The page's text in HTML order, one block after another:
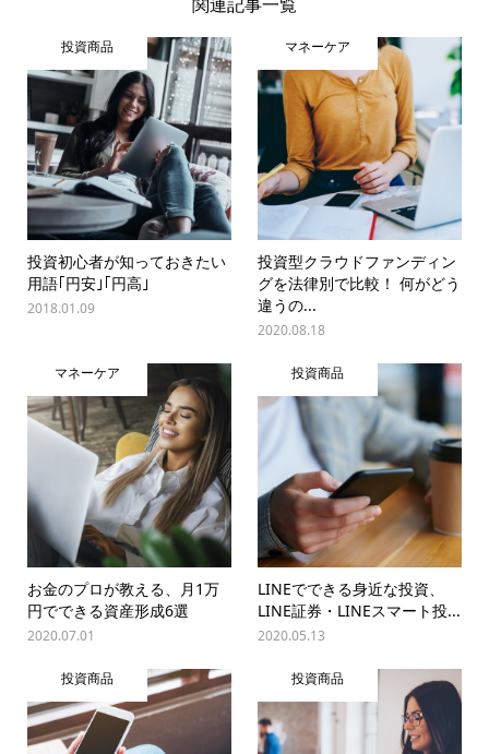
投資商品
投資初心者が知っておきたい
用語｢円安｣｢円高｣
2018.01.09
マネーケア
投資型クラウドファンディン
グを法律別で比較！ 何がどう
違うの...
2020.08.18
マネーケア
お金のプロが教える、月1万
円でできる資産形成6選
2020.07.01
投資商品
LINEでできる身近な投資、
LINE証券・LINEスマート投...
2020.05.13
投資商品 投資商品